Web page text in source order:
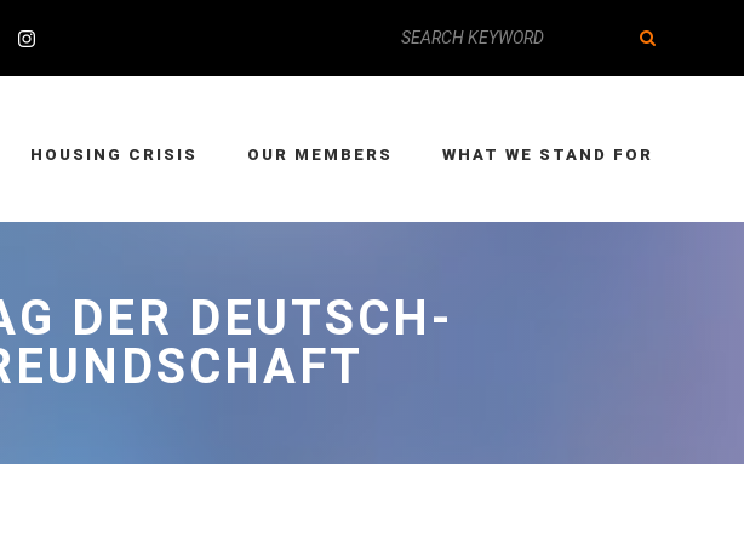
HOUSING CRISIS OUR MEMBERS WHAT WE STAND FOR
DER DEUTSCH-